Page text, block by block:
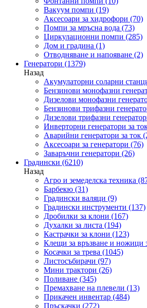
Вакуум помпи (19)
Аксесоари за хидрофори (70)
Помпи за мръсна вода (73)
Циркулационни помпи (285)
Дом и градина (1)
Отводняване и напояване (2)
Генератори (1379)
Назад
Акумулаторни соларни
Бензинови монофазни
Дизелови монофазни
Бензинови трифазни
Дизелови трифазни
Инверторни генератори за
Аварийни генератори за ток
Аксесоари за генератори (76)
Заваръчни генератори (26)
Градински (6210)
Назад
Агро и земеделска техника
Барбекю (31)
Градински валяци (9)
Градински инструменти (137)
Дробилки за клони (167)
Духалки за листа (194)
Кастрачки за клони (123)
Клещи за връзване и ножици
Косачки за трева (1045)
Листосъбирачи (97)
Мини трактори (26)
Поливане (345)
Премахване на плевели (13)
Прикачен инвентар (484)
Пръскачки (272)